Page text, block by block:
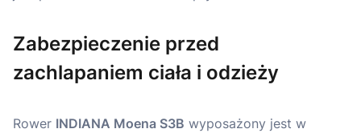
Zabezpieczenie przed
zachlapaniem ciała i odzieży
Rower INDIANA Moena S3B wyposażony jest w